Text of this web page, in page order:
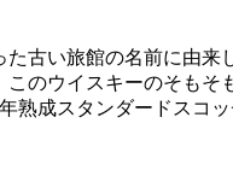
古い旅館の名前に由来
のウイスキーのそもそ
熟成スタンダードスコッ